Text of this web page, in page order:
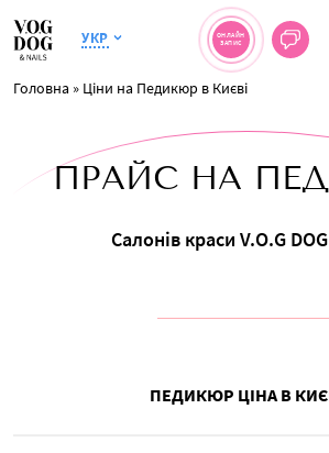
УКР
ОНЛАЙН
ЗАПИС
Головна » Ціни на Педикюр в Києві
ПРАЙС НА
Салонів краси V.O.G
ПЕДИКЮР ЦІНА В